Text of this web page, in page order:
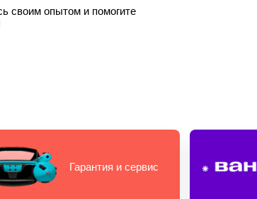
своим опытом и помогите
Гарантия и сервис